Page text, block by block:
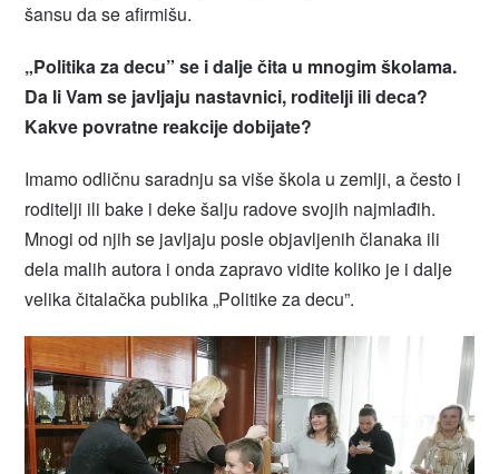
šansu da se afirmišu.
„Politika za decu” se i dalje čita u mnogim školama.
Da li Vam se javljaju nastavnici, roditelji ili deca?
Kakve povratne reakcije dobijate?
Imamo odličnu saradnju sa više škola u zemlji, a često i
roditelji ili bake i deke šalju radove svojih najmlađih.
Mnogi od njih se javljaju posle objavljenih članaka ili
dela malih autora i onda zapravo vidite koliko je i dalje
velika čitalačka publika „Politike za decu”.